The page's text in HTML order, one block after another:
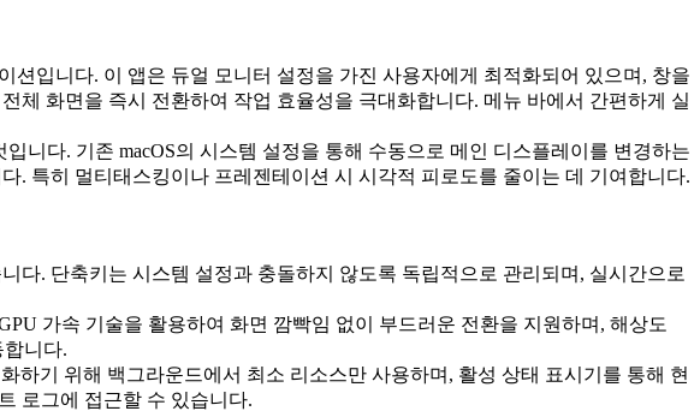
션입니다. 이 앱은 듀얼 모니터 설정을 가진 사용자에게 최적화되어 있으며, 창을
체 화면을 즉시 전환하여 작업 효율성을 극대화합니다. 메뉴 바에서 간편하게 실
니다. 기존 macOS의 시스템 설정을 통해 수동으로 메인 디스플레이를 변경하는
. 특히 멀티태스킹이나 프레젠테이션 시 시각적 피로도를 줄이는 데 기여합니다.
다. 단축키는 시스템 설정과 충돌하지 않도록 독립적으로 관리되며, 실시간으로
가속 기술을 활용하여 화면 깜빡임 없이 부드러운 전환을 지원하며, 해상도
니다.
하기 위해 백그라운드에서 최소 리소스만 사용하며, 활성 상태 표시기를 통해 현
로그에 접근할 수 있습니다.